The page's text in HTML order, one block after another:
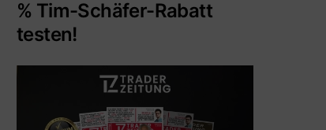
% Tim-Schäfer-Rabatt
testen!